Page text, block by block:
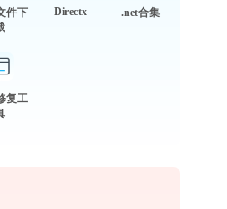
件下
Directx .net合集
复工